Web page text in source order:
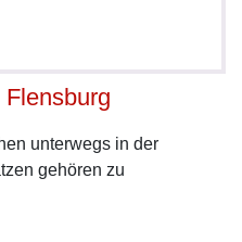
unterwegs in der
gehören zu